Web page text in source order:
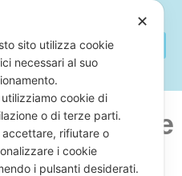
Cartelle
✕
sito utilizza cookie
necessari al suo
cookie di
o di terze parti.
accettare, rifiutare o
i cookie
i pulsanti desiderati.